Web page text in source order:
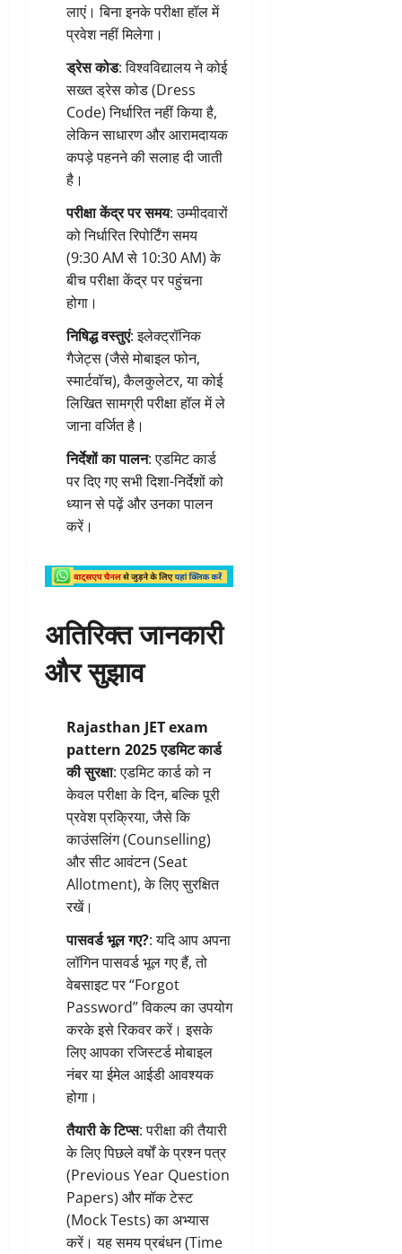
लाएं। बिना इनके परीक्षा हॉल में
प्रवेश नहीं मिलेगा।
ड्रेस कोड: विश्वविद्यालय ने कोई
सख्त ड्रेस कोड (Dress
Code) निर्धारित नहीं किया है,
लेकिन साधारण और आरामदायक
कपड़े पहनने की सलाह दी जाती
है।
परीक्षा केंद्र पर समय: उम्मीदवारों
को निर्धारित रिपोर्टिंग समय
(9:30 AM से 10:30 AM) के
बीच परीक्षा केंद्र पर पहुंचना
होगा।
निषिद्ध वस्तुएं: इलेक्ट्रॉनिक
गैजेट्स (जैसे मोबाइल फोन,
स्मार्टवॉच), कैलकुलेटर, या कोई
लिखित सामग्री परीक्षा हॉल में ले
जाना वर्जित है।
निर्देशों का पालन: एडमिट कार्ड
पर दिए गए सभी दिशा-निर्देशों को
ध्यान से पढ़ें और उनका पालन
करें।
अतिरिक्त जानकारी
और सुझाव
Rajasthan JET exam
pattern 2025एडमिट कार्ड
की सुरक्षा: एडमिट कार्ड को न
केवल परीक्षा के दिन, बल्कि पूरी
प्रवेश प्रक्रिया, जैसे कि
काउंसलिंग (Counselling)
और सीट आवंटन (Seat
Allotment), के लिए सुरक्षित
रखें।
पासवर्ड भूल गए?: यदि आप अपना
लॉगिन पासवर्ड भूल गए हैं, तो
वेबसाइट पर “Forgot
Password” विकल्प का उपयोग
करके इसे रिकवर करें। इसके
लिए आपका रजिस्टर्ड मोबाइल
नंबर या ईमेल आईडी आवश्यक
होगा।
तैयारी के टिप्स: परीक्षा की तैयारी
के लिए पिछले वर्षों के प्रश्न पत्र
(Previous Year Question
Papers) और मॉक टेस्ट
(Mock Tests) का अभ्यास
करें। यह समय प्रबंधन (Time